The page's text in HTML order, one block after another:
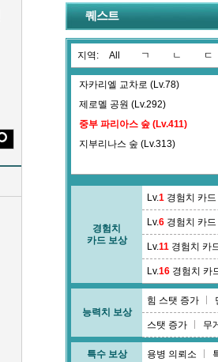
퀘스트
지역: All ㄱ ㄴ ㄷ
자카리엘 교차로 (Lv.78)
제로멜 공원 (Lv.292)
중부 파리아스 숲 (Lv.411)
지부리나스 숲 (Lv.313)
경험치
카드 보상
Lv.1 경험치 카드
Lv.6 경험치 카드
Lv.11 경험치 카
Lv.16 경험치 카
능력치 보상
힘 스탯 증가
스탯 증가 무
특수 보상 용병 의뢰소